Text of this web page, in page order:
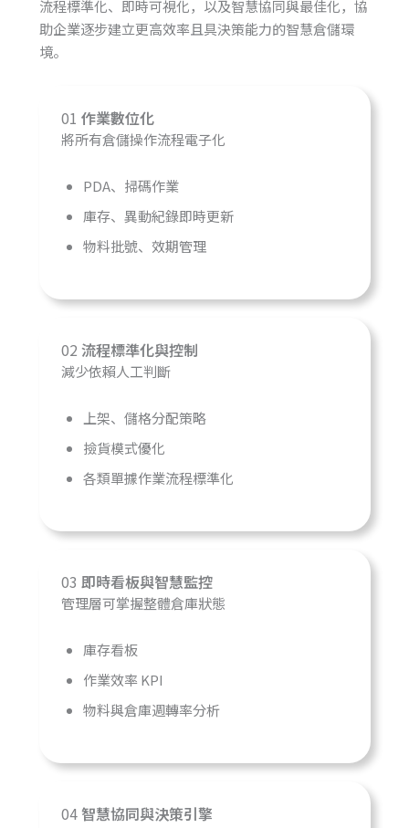
流程標準化、即時可視化，以及智慧協同與最佳化，協
助企業逐步建立更高效率且具決策能力的智慧倉儲環
境。
01 作業數位化
將所有倉儲操作流程電子化
PDA、掃碼作業
庫存、異動紀錄即時更新
物料批號、效期管理
02 流程標準化與控制
減少依賴人工判斷
上架、儲格分配策略
撿貨模式優化
各類單據作業流程標準化
03 即時看板與智慧監控
管理層可掌握整體倉庫狀態
庫存看板
作業效率 KPI
物料與倉庫週轉率分析
04 智慧協同與決策引擎